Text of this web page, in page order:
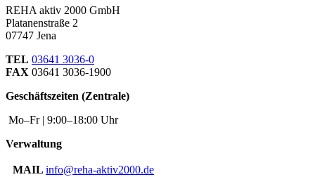
REHA aktiv 2000 GmbH
Platanenstraße 2
07747 Jena
TEL 03641 3036-0
FAX 03641 3036-1900
Geschäftszeiten (Zentrale)
Mo–Fr | 9:00–18:00 Uhr
Verwaltung
MAIL info@reha-aktiv2000.de